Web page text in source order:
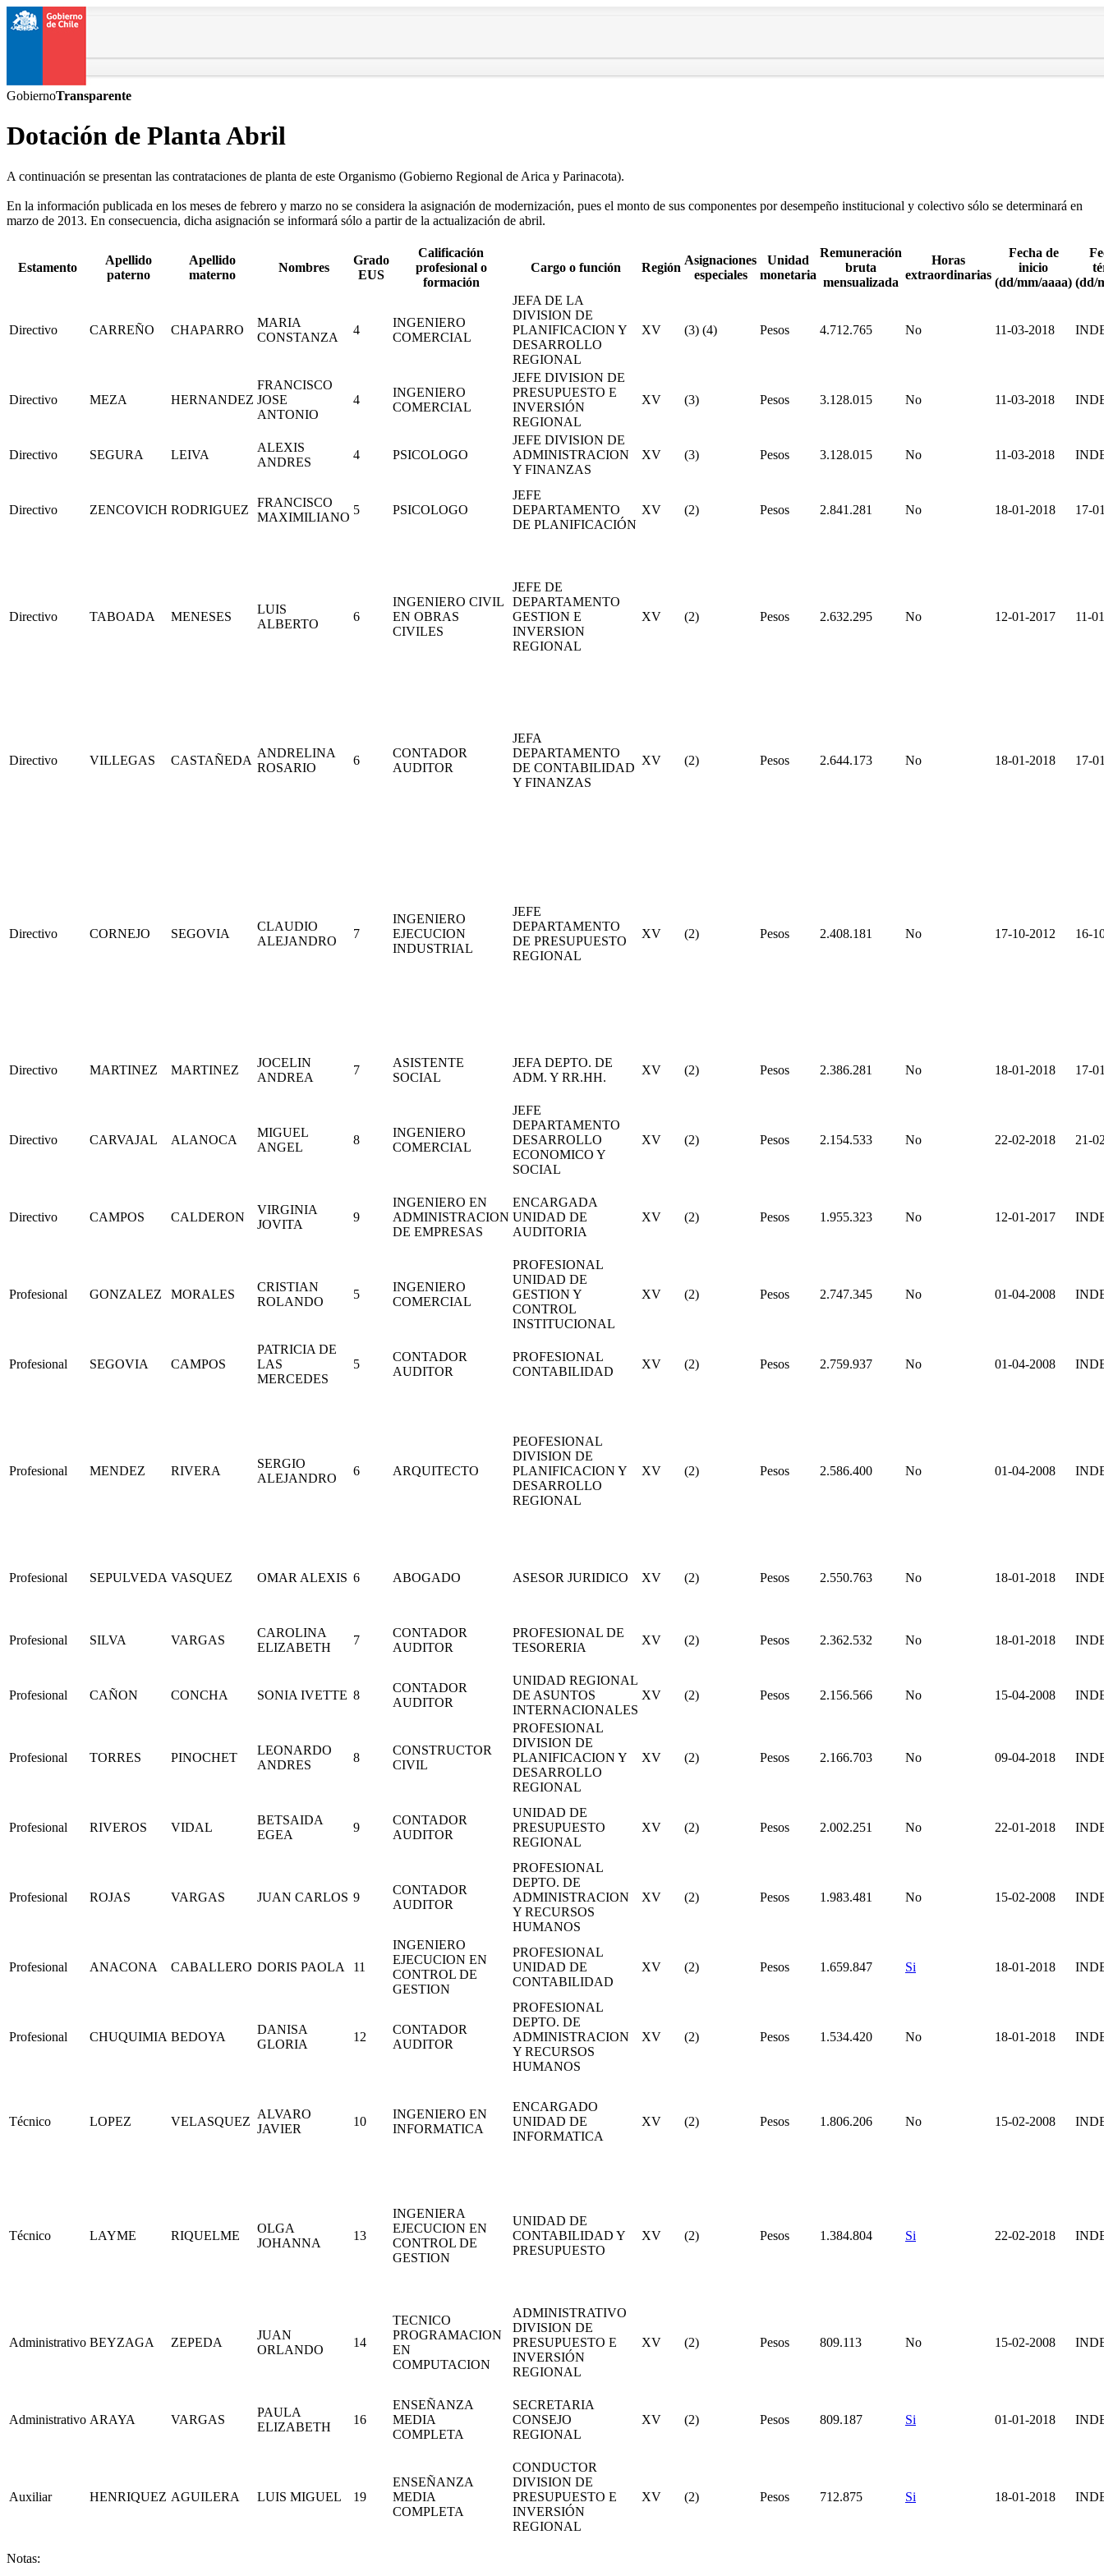
GobiernoTransparente
Dotación de Planta Abril
A continuación se presentan las contrataciones de planta de este Organismo (Gobierno Regional de Arica y Parinacota).
En la información publicada en los meses de febrero y marzo no se considera la asignación de modernización, pues el monto de sus componentes por desempeño institucional y colectivo sólo se determinará en
marzo de 2013. En consecuencia, dicha asignación se informará sólo a partir de la actualización de abril.
Estamento
Apellido
paterno
Apellido
materno
Nombres
Grado
EUS
Calificación
profesional o
formación
Cargo o función Región
Asignaciones
especiales
Unidad
monetaria
Remuneración
bruta
mensualizada
Horas
extraordinarias
Fecha de
inicio
(dd/mm/aaaa) (dd/
Directivo CARREÑO CHAPARRO
MARIA
CONSTANZA
4
INGENIERO
COMERCIAL
JEFA DE LA
DIVISION DE
PLANIFICACION Y
DESARROLLO
REGIONAL
XV (3) (4) Pesos 4.712.765 No 11-03-2018
Directivo MEZA HERNANDEZ
FRANCISCO
JOSE
ANTONIO
4
INGENIERO
COMERCIAL
JEFE DIVISION DE
PRESUPUESTO E
INVERSIÓN
REGIONAL
XV (3) Pesos 3.128.015 No 11-03-2018
Directivo SEGURA LEIVA
ALEXIS
ANDRES
4 PSICOLOGO
JEFE DIVISION DE
ADMINISTRACION
Y FINANZAS
XV (3) Pesos 3.128.015 No 11-03-2018
Directivo ZENCOVICH RODRIGUEZ
FRANCISCO
MAXIMILIANO
5 PSICOLOGO
JEFE
DEPARTAMENTO
DE PLANIFICACIÓN
XV (2) Pesos 2.841.281 No 18-01-2018 17-
Directivo TABOADA MENESES
LUIS
ALBERTO
6
INGENIERO CIVIL
EN OBRAS
CIVILES
JEFE DE
DEPARTAMENTO
GESTION E
INVERSION
REGIONAL
XV (2) Pesos 2.632.295 No 12-01-2017 11-
Directivo VILLEGAS CASTAÑEDA
ANDRELINA
ROSARIO
6
CONTADOR
AUDITOR
JEFA
DEPARTAMENTO
DE CONTABILIDAD
Y FINANZAS
XV (2) Pesos 2.644.173 No 18-01-2018 17-
Directivo CORNEJO SEGOVIA
CLAUDIO
ALEJANDRO
7
INGENIERO
EJECUCION
INDUSTRIAL
JEFE
DEPARTAMENTO
DE PRESUPUESTO
REGIONAL
XV (2) Pesos 2.408.181 No 17-10-2012 16-
Directivo MARTINEZ MARTINEZ
JOCELIN
ANDREA
7
ASISTENTE
SOCIAL
JEFA DEPTO. DE
ADM. Y RR.HH.
XV (2) Pesos 2.386.281 No 18-01-2018 17-
Directivo CARVAJAL ALANOCA
MIGUEL
ANGEL
8
INGENIERO
COMERCIAL
JEFE
DEPARTAMENTO
DESARROLLO
ECONOMICO Y
SOCIAL
XV (2) Pesos 2.154.533 No 22-02-2018 21-
Directivo CAMPOS CALDERON
VIRGINIA
JOVITA
9
INGENIERO EN
ADMINISTRACION
DE EMPRESAS
ENCARGADA
UNIDAD DE
AUDITORIA
XV (2) Pesos 1.955.323 No 12-01-2017
Profesional GONZALEZ MORALES
CRISTIAN
ROLANDO
5
INGENIERO
COMERCIAL
PROFESIONAL
UNIDAD DE
GESTION Y
CONTROL
INSTITUCIONAL
XV (2) Pesos 2.747.345 No 01-04-2008
Profesional SEGOVIA CAMPOS
PATRICIA DE
LAS
MERCEDES
5
CONTADOR
AUDITOR
PROFESIONAL
CONTABILIDAD
XV (2) Pesos 2.759.937 No 01-04-2008
Profesional MENDEZ RIVERA
SERGIO
ALEJANDRO
6 ARQUITECTO
PEOFESIONAL
DIVISION DE
PLANIFICACION Y
DESARROLLO
REGIONAL
XV (2) Pesos 2.586.400 No 01-04-2008
Profesional SEPULVEDA VASQUEZ OMAR ALEXIS 6 ABOGADO ASESOR JURIDICO XV (2) Pesos 2.550.763 No 18-01-2018
Profesional SILVA VARGAS
CAROLINA
ELIZABETH
7
CONTADOR
AUDITOR
PROFESIONAL DE
TESORERIA
XV (2) Pesos 2.362.532 No 18-01-2018
Profesional CAÑON CONCHA SONIA IVETTE 8
CONTADOR
AUDITOR
UNIDAD REGIONAL
DE ASUNTOS
INTERNACIONALES
XV (2) Pesos 2.156.566 No 15-04-2008
Profesional TORRES PINOCHET
LEONARDO
ANDRES
8
CONSTRUCTOR
CIVIL
PROFESIONAL
DIVISION DE
PLANIFICACION Y
DESARROLLO
REGIONAL
XV (2) Pesos 2.166.703 No 09-04-2018
Profesional RIVEROS VIDAL
BETSAIDA
EGEA
9
CONTADOR
AUDITOR
UNIDAD DE
PRESUPUESTO
REGIONAL
XV (2) Pesos 2.002.251 No 22-01-2018
Profesional ROJAS VARGAS JUAN CARLOS 9
CONTADOR
AUDITOR
PROFESIONAL
DEPTO. DE
ADMINISTRACION
Y RECURSOS
HUMANOS
XV (2) Pesos 1.983.481 No 15-02-2008
Profesional ANACONA CABALLERO DORIS PAOLA 11
INGENIERO
EJECUCION EN
CONTROL DE
GESTION
PROFESIONAL
UNIDAD DE
CONTABILIDAD
XV (2) Pesos 1.659.847 Si 18-01-2018
Profesional CHUQUIMIA BEDOYA
DANISA
GLORIA
12
CONTADOR
AUDITOR
PROFESIONAL
DEPTO. DE
ADMINISTRACION
Y RECURSOS
HUMANOS
XV (2) Pesos 1.534.420 No 18-01-2018
Técnico LOPEZ VELASQUEZ
ALVARO
JAVIER
10
INGENIERO EN
INFORMATICA
ENCARGADO
UNIDAD DE
INFORMATICA
XV (2) Pesos 1.806.206 No 15-02-2008
Técnico LAYME RIQUELME
OLGA
JOHANNA
13
INGENIERA
EJECUCION EN
CONTROL DE
GESTION
UNIDAD DE
CONTABILIDAD Y
PRESUPUESTO
XV (2) Pesos 1.384.804 Si 22-02-2018
Administrativo BEYZAGA ZEPEDA
JUAN
ORLANDO
14
TECNICO
PROGRAMACION
EN
COMPUTACION
ADMINISTRATIVO
DIVISION DE
PRESUPUESTO E
INVERSIÓN
REGIONAL
XV (2) Pesos 809.113 No 15-02-2008
Administrativo ARAYA VARGAS
PAULA
ELIZABETH
16
ENSEÑANZA
MEDIA
COMPLETA
SECRETARIA
CONSEJO
REGIONAL
XV (2) Pesos 809.187 Si 01-01-2018
Auxiliar HENRIQUEZ AGUILERA LUIS MIGUEL 19
ENSEÑANZA
MEDIA
COMPLETA
CONDUCTOR
DIVISION DE
PRESUPUESTO E
INVERSIÓN
REGIONAL
XV (2) Pesos 712.875 Si 18-01-2018
Notas: